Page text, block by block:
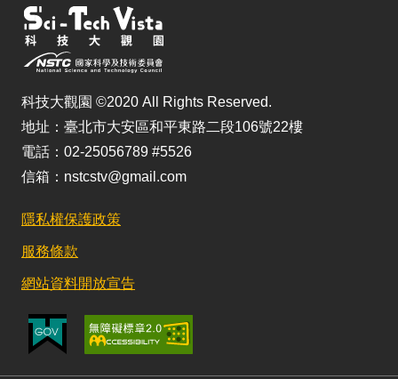
科技大觀園 ©2020 All Rights Reserved.
地址：臺北市大安區和平東路二段106號22樓
電話：02-25056789 #5526
信箱：nstcstv@gmail.com
隱私權保護政策
服務條款
網站資料開放宣告